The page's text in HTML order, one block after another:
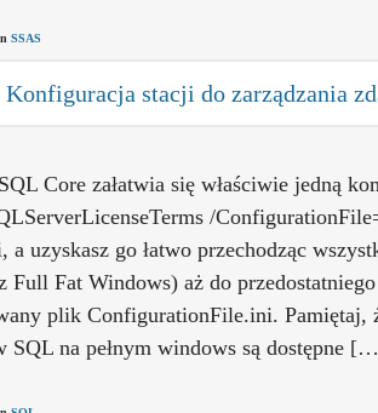
SSAS
Konfiguracja stacji do zarządzania
Core załatwia się właściwie jedną
/
uzyskasz go łatwo przechodząc
Full Fat Windows) aż do
plik ConfigurationFile.ini. Pamiętaj,
SQL na pełnym windows są dostępne